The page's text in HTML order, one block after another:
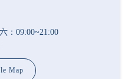
：09:00~21:00
Map